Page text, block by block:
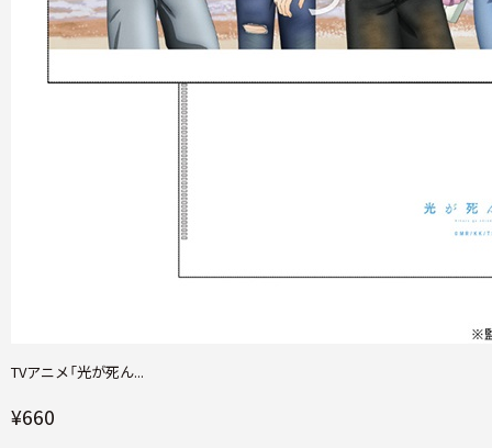
TVアニメ「光が死ん...
¥660